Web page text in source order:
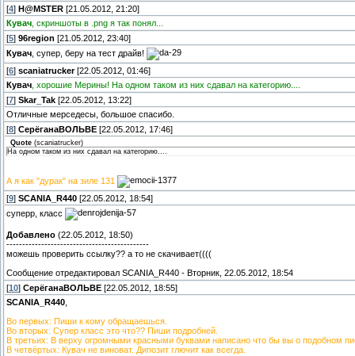
[4] H@MSTER [21.05.2012, 21:20]
Кувач , скриншоты в .png я так понял...
[5] 96region [21.05.2012, 23:40]
Кувач , супер, беру на тест драйв!
[6] scaniatrucker[22.05.2012, 01:46]
Кувач , хорошие Мерины! На одном таком из них сдавал на категорию....
[7] Skar_Tak [22.05.2012, 13:22]
Отличные мерседесы, большое спасибо.
[8] СерёганаВОЛЬВЕ [22.05.2012, 17:46]
Quote (scaniatrucker)
На одном таком из них сдавал на категорию....
А я как "дурак" на зиле 131
[9] SCANIA_R440 [22.05.2012, 18:54]
суперр, класс
Добавлено (22.05.2012, 18:50)
---------------------------------------------
можешь проверить ссылку?? а то не скачивает((((
Сообщение отредактировал SCANIA_R440 - Вторник, 22.05.2012, 18:54
[10] СерёганаВОЛЬВЕ [22.05.2012, 18:55]
SCANIA_R440
Во первых: Пиши к кому обращаешься.
Во вторых: Супер класс это что?? Пиши подробней.
В третьих: В верху огромными красными буквами написано что бы вы о подобном
В четвёртых: Кувач не виноват. Дипозит глючит как всегда.